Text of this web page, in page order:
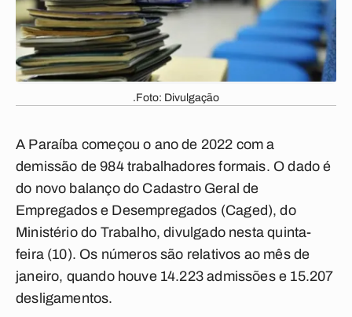
.Foto: Divulgação
A Paraíba começou o ano de 2022 com a
demissão de 984 trabalhadores formais. O dado é
do novo balanço do Cadastro Geral de
Empregados e Desempregados (Caged), do
Ministério do Trabalho, divulgado nesta quinta-
feira (10). Os números são relativos ao mês de
janeiro, quando houve 14.223 admissões e 15.207
desligamentos.